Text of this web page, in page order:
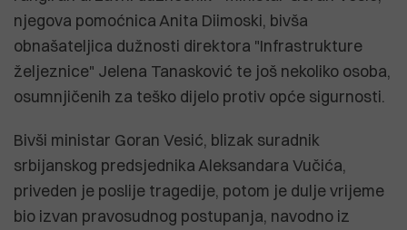
njegova pomoćnica Anita Diimoski, bivša
obnašateljica dužnosti direktora "Infrastrukture
željeznice" Jelena Tanasković te još nekoliko osoba,
osumnjičenih za teško dijelo protiv opće sigurnosti.
Bivši ministar Goran Vesić, blizak suradnik
srbijanskog predsjednika Aleksandara Vučića,
priveden je poslije tragedije, potom je dulje vrijeme
bio izvan pravosudnog postupanja, navodno iz